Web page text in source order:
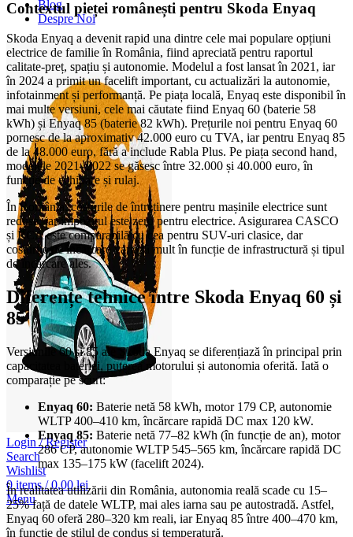
Blog
Despre Noi
Login / Register
Search
Wishlist
0 items / 0,00lei
Menu
Contextul pieței românești pentru Skoda Enyaq
Skoda Enyaq a devenit rapid una dintre cele mai populare opțiuni
electrice de familie în România, fiind apreciată pentru raportul
calitate-preț, spațiu și autonomie. Modelul a fost lansat în 2021, iar
în 2024 a primit un facelift important, cu actualizări la autonomie,
infotainment și performanță. Pe piața locală, Enyaq este disponibil în
mai multe versiuni, cele mai căutate fiind Enyaq 60 (baterie 58
kWh) și Enyaq 85 (baterie 82 kWh). Prețurile noi pentru Enyaq 60
pornesc de la aproximativ 42.000 euro cu TVA, iar pentru Enyaq 85
de la 48.000 euro, fără a include Rabla Plus. Pe piața second hand,
modelele 2021–2022 se găsesc între 32.000 și 40.000 euro, în
funcție de echipare și rulaj.
În România, costurile de întreținere pentru mașinile electrice sunt
reduse, iar impozitul este zero pentru electrice. Asigurarea CASCO
și RCA este comparabilă cu cea pentru SUV-uri clasice, dar
costurile de încărcare variază mult în funcție de infrastructură și tipul
de încărcare ales.
Diferențe tehnice între Skoda Enyaq 60 și
85
Versiunile 60 și 85 ale Skoda Enyaq se diferențiază în principal prin
capacitatea bateriei, puterea motorului și autonomia oferită. Iată o
comparație pe scurt:
Enyaq 60: Baterie netă 58 kWh, motor 179 CP, autonomie
WLTP 400–410 km, încărcare rapidă DC max 120 kW.
Enyaq 85: Baterie netă 77–82 kWh (în funcție de an), motor
286 CP, autonomie WLTP 545–565 km, încărcare rapidă DC
max 135–175 kW (facelift 2024).
În realitatea utilizării din România, autonomia reală scade cu 15–
25% față de datele WLTP, mai ales iarna sau pe autostradă. Astfel,
Enyaq 60 oferă 280–320 km reali, iar Enyaq 85 între 400–470 km,
în funcție de stilul de condus și temperatură.